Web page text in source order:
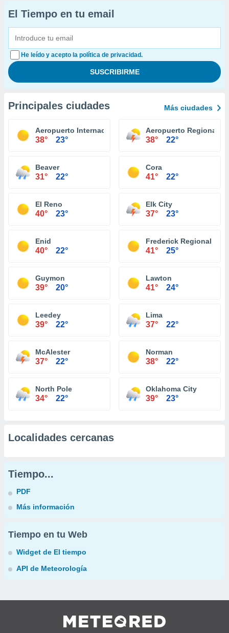
El Tiempo en tu email
He leído y acepto la política de privacidad.
Principales ciudades Más ciudades
Aeropuerto Internacional Tulsa
38° 23°
Aeropuerto Regional
38° 22°
Beaver
31° 22°
Cora
41° 22°
El Reno
40° 23°
Elk City
37° 23°
Enid
40° 22°
Frederick Regional
41° 25°
Guymon
39° 20°
Lawton
41° 24°
Leedey
39° 22°
Lima
37° 22°
McAlester
37° 22°
Norman
38° 22°
North Pole
34° 22°
Oklahoma City
39° 23°
Localidades cercanas
Tiempo...
PDF
Más información
Tiempo en tu Web
Widget de El tiempo
API de Meteorología